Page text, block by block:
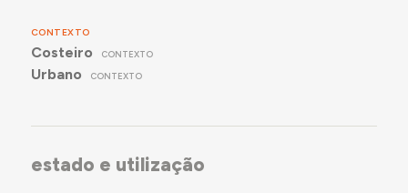
CONTEXTO
Costeiro CONTEXTO
Urbano CONTEXTO
estado e utilização